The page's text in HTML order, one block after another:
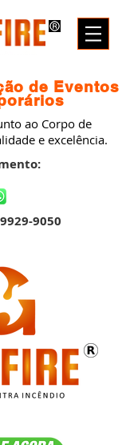
de Eventos
ao Corpo de
e excelência.
9050